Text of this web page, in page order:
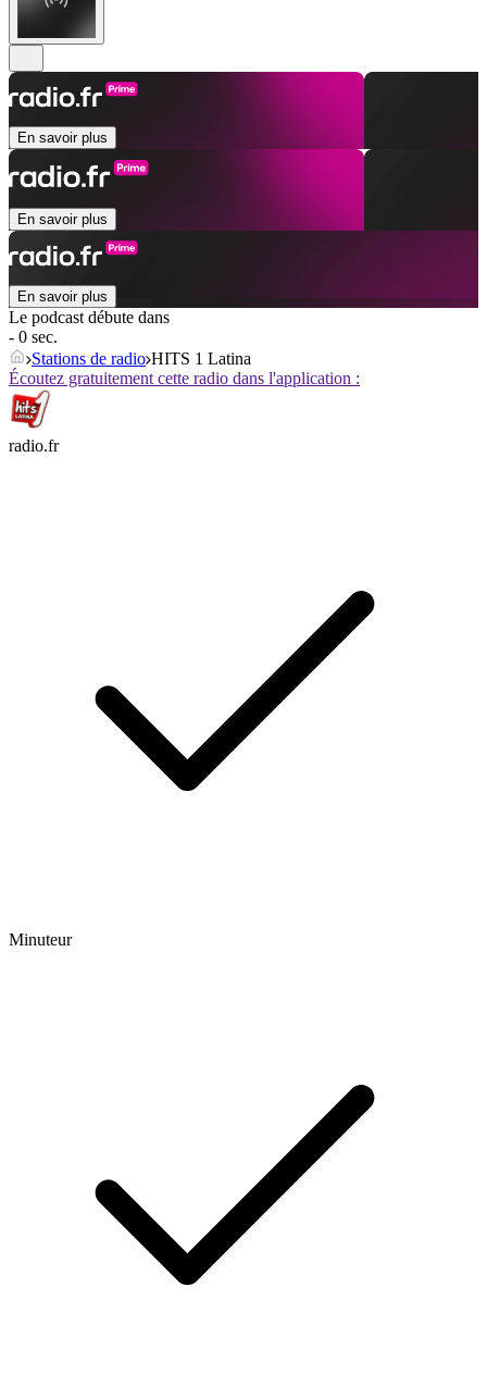
En savoir plus
En savoir plus
En savoir plus
Le podcast débute dans
- 0 sec.
Stations de radio HITS 1 Latina
Écoutez gratuitement cette radio dans l'application :
radio.fr
Minuteur